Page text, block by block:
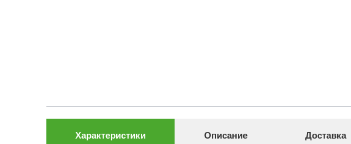
Характеристики Описание Доставка